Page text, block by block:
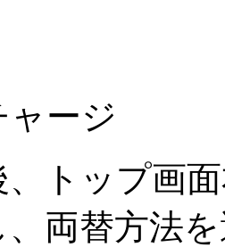
ージ
、トップ画
、両替方法